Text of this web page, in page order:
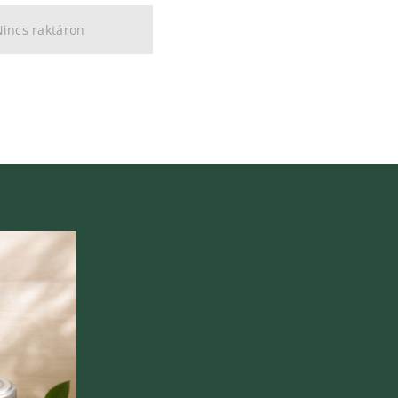
raktáron